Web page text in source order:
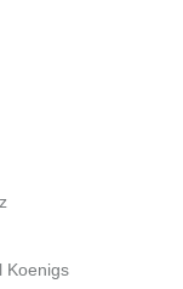
Koenigs